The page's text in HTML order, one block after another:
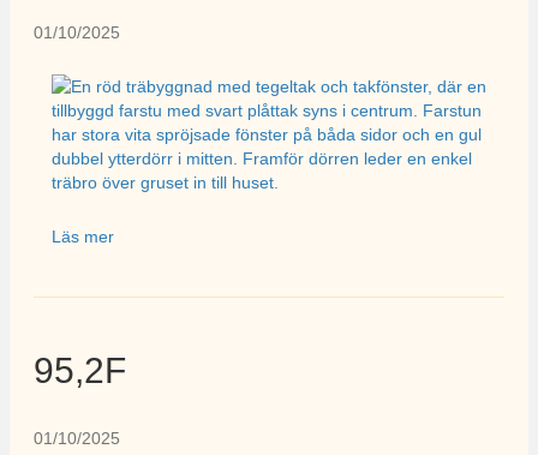
01/10/2025
Läs mer
95,2F
01/10/2025